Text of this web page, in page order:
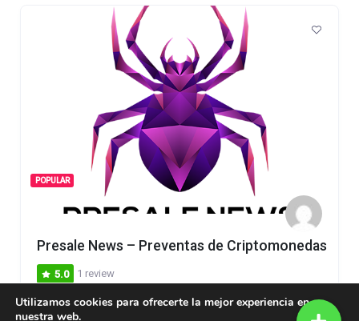
POPULAR
Presale News – Preventas de Criptomonedas
5.0 1 review
Utilizamos cookies para ofrecerte la mejor experiencia en
nuestra web.